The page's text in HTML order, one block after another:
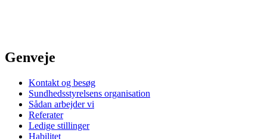
Genveje
Kontakt og besøg
Sundhedsstyrelsens organisation
Sådan arbejder vi
Referater
Ledige stillinger
Habilitet